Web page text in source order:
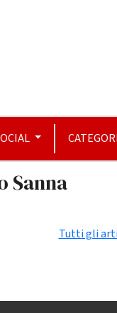
Sanna
Tutti gli